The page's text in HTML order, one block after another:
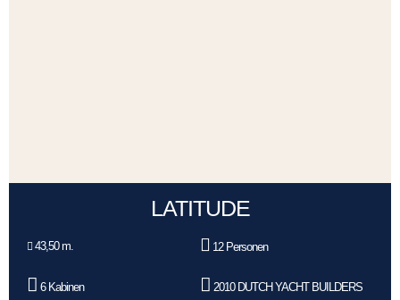
LATITUDE
43,50 m. 12 Personen
6 Kabinen 2010 DUTCH YACHT BUILDERS